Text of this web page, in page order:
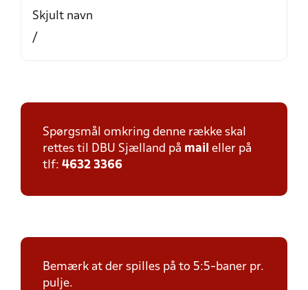
Skjult navn
/
Spørgsmål omkring denne række skal
rettes til DBU Sjælland på mail eller på
tlf: 4632 3366
Bemærk at der spilles på to 5:5-baner pr.
pulje.